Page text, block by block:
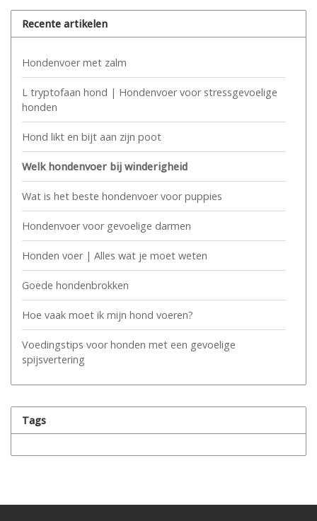
Recente artikelen
Hondenvoer met zalm
L tryptofaan hond | Hondenvoer voor stressgevoelige
honden
Hond likt en bijt aan zijn poot
Welk hondenvoer bij winderigheid
Wat is het beste hondenvoer voor puppies
Hondenvoer voor gevoelige darmen
Honden voer | Alles wat je moet weten
Goede hondenbrokken
Hoe vaak moet ik mijn hond voeren?
Voedingstips voor honden met een gevoelige
spijsvertering
Tags